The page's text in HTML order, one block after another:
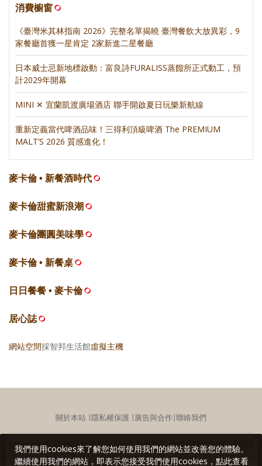
消費櫥窗
《臺灣米其林指南 2026》完整名單揭曉 臺灣餐飲大放異彩，9
家餐廳首獲一星肯定 2家新進二星餐廳
日本威士忌新地標啟動：富良詩FURALISS蒸餾所正式動工，預
計2029年開幕
MINI ✕ 宜蘭凱渡廣場酒店 聯手開啟夏日玩樂新航線
重新定義當代啤酒品味！三得利頂級啤酒 The PREMIUM
MALT’S 2026 質感進化！
麥卡倫 • 新餐酒時代
麥卡倫甜蜜新浪潮
麥卡倫團圓美味學
麥卡倫 • 新餐桌
日日餐餐 • 麥卡倫
居心誌
網站空間採智邦生活館虛擬主機
關於本站 ∣隱私權保護 ∣廣告與合作∣聯絡我們
Copyright © 2018 Yilan美食生活玩家 版權所有 未經授權禁止轉貼或節錄
我們使用cookies來了解您如何使用我們的網站並改善您的體驗。
繼續使用我們的網站，即表示您接受我們使用cookies，點此查看